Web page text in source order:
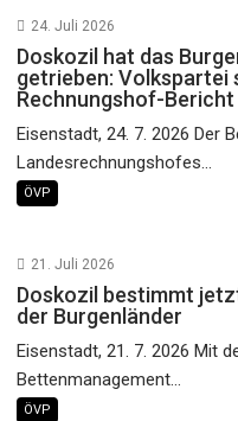
24. Juli 2026
Doskozil hat das
getrieben: Volkspartei
Rechnungshof-Bericht
Eisenstadt, 24. 7. 2026 Der
Landesrechnungshofes...
ÖVP
21. Juli 2026
Doskozil bestimmt
der Burgenländer
Eisenstadt, 21. 7. 2026 Mit
Bettenmanagement...
ÖVP